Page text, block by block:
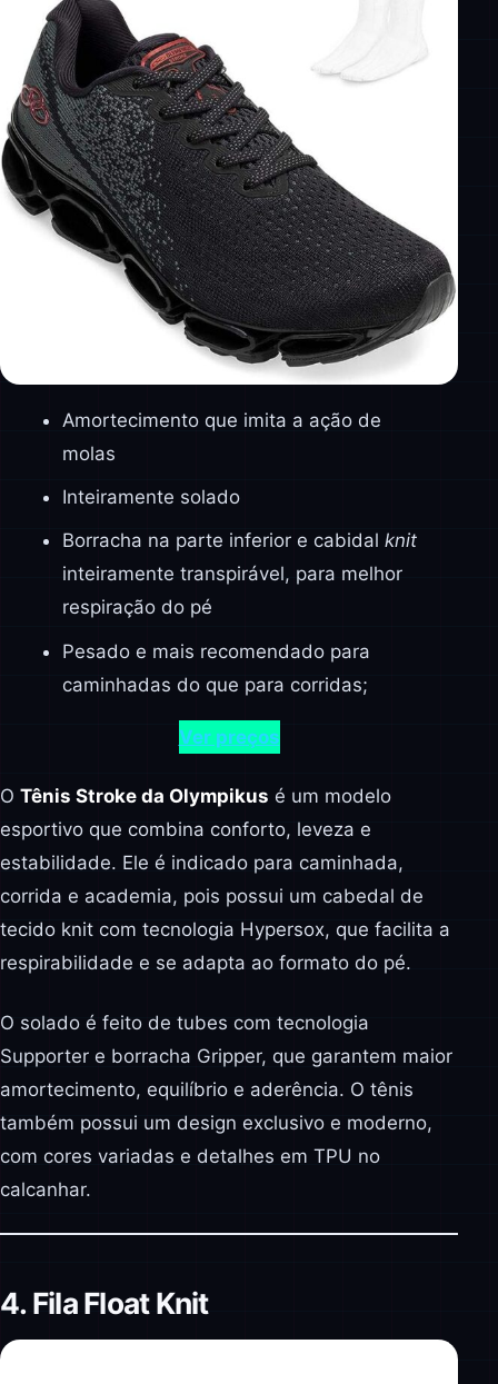
Amortecimento que imita a ação de
molas
Inteiramente solado
Borracha na parte inferior e cabidal knit
inteiramente transpirável, para melhor
respiração do pé
Pesado e mais recomendado para
caminhadas do que para corridas;
Ver preços
O Tênis Stroke da Olympikus é um modelo
esportivo que combina conforto, leveza e
estabilidade. Ele é indicado para caminhada,
corrida e academia, pois possui um cabedal de
tecido knit com tecnologia Hypersox, que facilita a
respirabilidade e se adapta ao formato do pé.
O solado é feito de tubes com tecnologia
Supporter e borracha Gripper, que garantem maior
amortecimento, equilíbrio e aderência. O tênis
também possui um design exclusivo e moderno,
com cores variadas e detalhes em TPU no
calcanhar.
4. Fila Float Knit